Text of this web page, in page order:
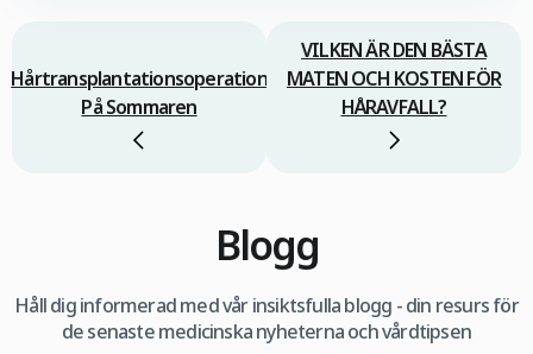
Hårtransplantationsoperation
På Sommaren
VILKEN ÄR DEN BÄSTA
MATEN OCH KOSTEN FÖR
HÅRAVFALL?
Blogg
Håll dig informerad med vår insiktsfulla blogg - din resurs för
de senaste medicinska nyheterna och vårdtipsen